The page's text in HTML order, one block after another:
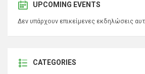
UPCOMING EVENTS
Δεν υπάρχουν επικείμενες εκδηλώσεις
CATEGORIES